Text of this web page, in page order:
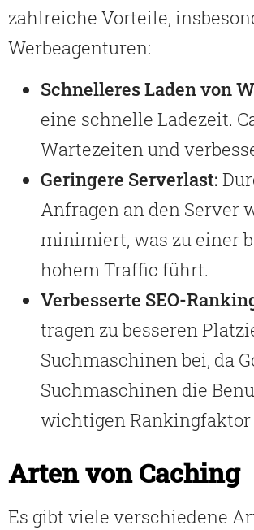
zahlreiche Vorteile,
Werbeagenturen:
Schnelleres Laden von
eine schnelle Ladezeit.
Wartezeiten und
Geringere Serverlast:
Anfragen an den Server
minimiert, was zu einer
hohem Traffic führt.
Verbesserte SEO-
tragen zu besseren
Suchmaschinen bei, da
Suchmaschinen die
wichtigen Rankingfaktor
Arten von Caching
Es gibt viele verschiedene